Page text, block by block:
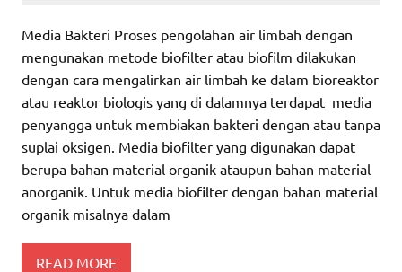
Media Bakteri Proses pengolahan air limbah dengan
mengunakan metode biofilter atau biofilm dilakukan
dengan cara mengalirkan air limbah ke dalam bioreaktor
atau reaktor biologis yang di dalamnya terdapat media
penyangga untuk membiakan bakteri dengan atau tanpa
suplai oksigen. Media biofilter yang digunakan dapat
berupa bahan material organik ataupun bahan material
anorganik. Untuk media biofilter dengan bahan material
organik misalnya dalam
READ MORE